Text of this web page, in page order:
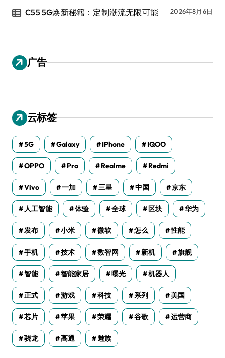
C55 5G焕新秘籍：定制潮流无限可能 2026年8月6日
广告
云标签
5G Galaxy IPhone IQOO
OPPO Pro Realme Redmi
Vivo 一加 三星 中国 京东
人工智能 体验 全球 区块 华为
发布 小米 微软 怎么 性能
手机 技术 数智网 新机 旗舰
智能 智能家居 曝光 机器人
正式 游戏 科技 系列 美国
芯片 苹果 荣耀 谷歌 运营商
骁龙 高通 魅族